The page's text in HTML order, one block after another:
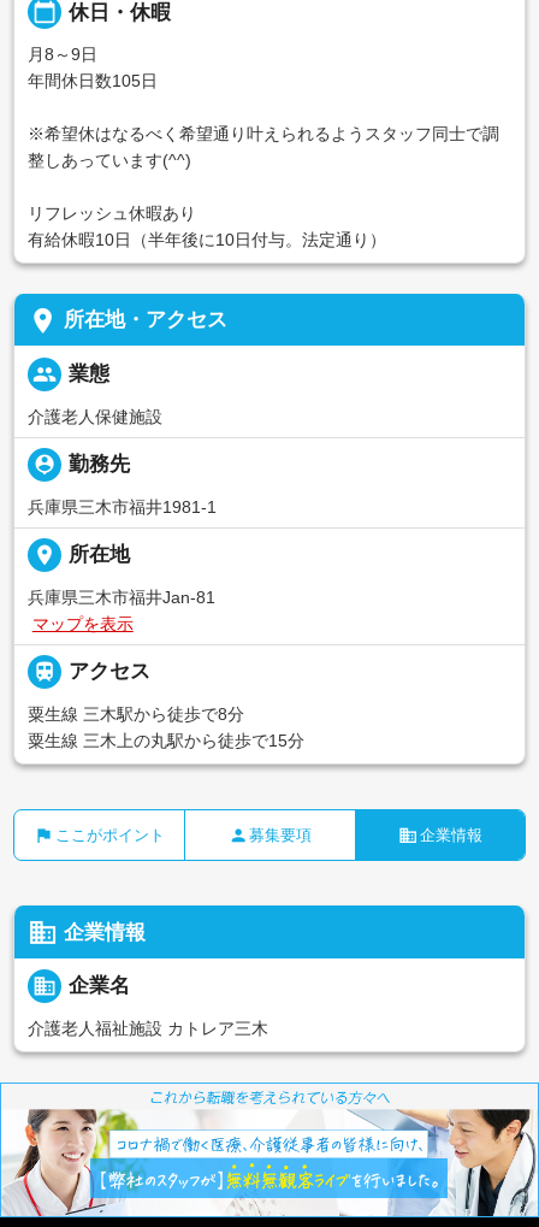
calendar_today 休日・休暇
月8～9日
年間休日数105日
※希望休はなるべく希望通り叶えられるようスタッフ同士で調
整しあっています(^^)
リフレッシュ休暇あり
有給休暇10日（半年後に10日付与。法定通り）
place 所在地・アクセス
people 業態
介護老人保健施設
person_pin 勤務先
兵庫県三木市福井1981-1
place 所在地
兵庫県三木市福井Jan-81
マップを表示
 アクセス
粟生線 三木駅から徒歩で8分
粟生線 三木上の丸駅から徒歩で15分
flag ここがポイント person 募集要項 business 企業情報
business 企業情報
business 企業名
介護老人福祉施設 カトレア三木